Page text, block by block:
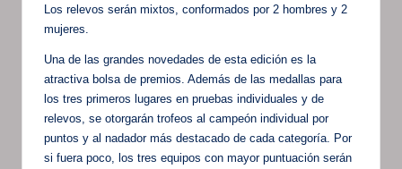
Los relevos serán mixtos, conformados por 2 hombres y 2
mujeres.
Una de las grandes novedades de esta edición es la
atractiva bolsa de premios. Además de las medallas para
los tres primeros lugares en pruebas individuales y de
relevos, se otorgarán trofeos al campeón individual por
puntos y al nadador más destacado de cada categoría. Por
si fuera poco, los tres equipos con mayor puntuación serán